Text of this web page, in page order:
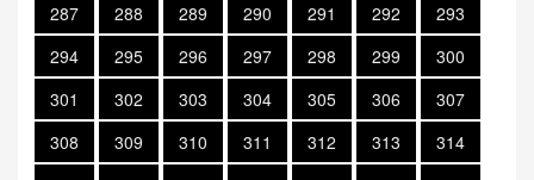
287
288 289 290 291 292
293
294
295 296 297 298 299
300
301
302 303 304 305 306
307
308
309 310 311 312 313
314